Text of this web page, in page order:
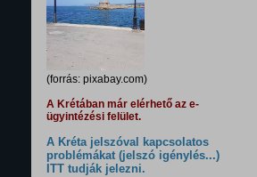
(forrás: pixabay.com)
A Krétában már elérhető az e-
ügyintézési felület.
A Kréta jelszóval kapcsolatos
problémákat (jelszó igénylés...)
ITT tudják jelezni.